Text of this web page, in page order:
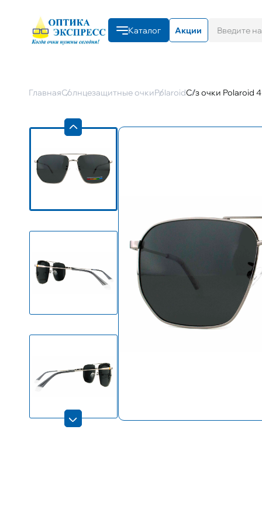
Каталог Акции
ГлавнаяСолнцезащитные очкиPolaroidС/з очки Polaroid